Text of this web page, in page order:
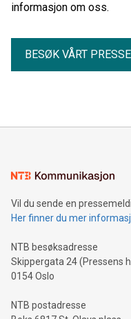
informasjon om oss.
BESØK VÅRT
Vil du sende en
Her finner du mer
NTB besøksadresse
Skippergata 24 (Pressens
0154 Oslo
NTB postadresse